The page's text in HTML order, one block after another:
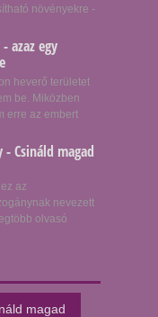
növényekre -
azaz egy
heverő területet
be. Miközben
erre az embert
- Csináld magad
az
nevezett
olvasó
magad